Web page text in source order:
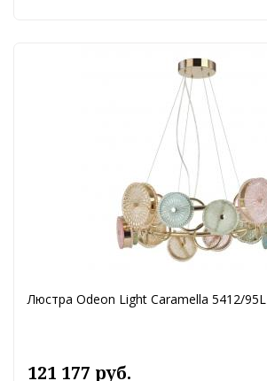
Люстра Odeon Light Caramella 5412/95L
121 177 руб.